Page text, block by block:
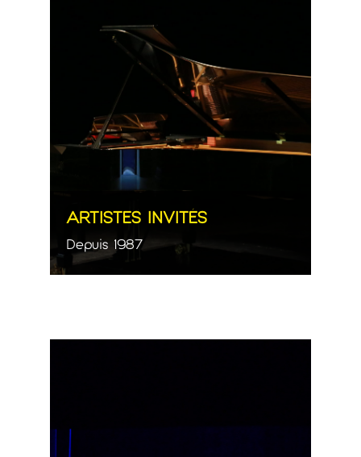
ARTISTES INVITÉS
Depuis 1987